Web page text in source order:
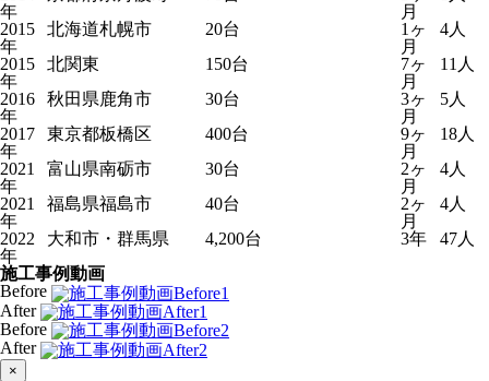
年
月
2015
年
北海道札幌市 20台
1ヶ
月
4人
2015
年
北関東 150台
7ヶ
月
11人
2016
年
秋田県鹿角市 30台
3ヶ
月
5人
2017
年
東京都板橋区 400台
9ヶ
月
18人
2021
年
富山県南砺市 30台
2ヶ
月
4人
2021
年
福島県福島市 40台
2ヶ
月
4人
2022
年
大和市・群馬県 4,200台 3年
47人
施工事例動画
Before
After
Before
After
×